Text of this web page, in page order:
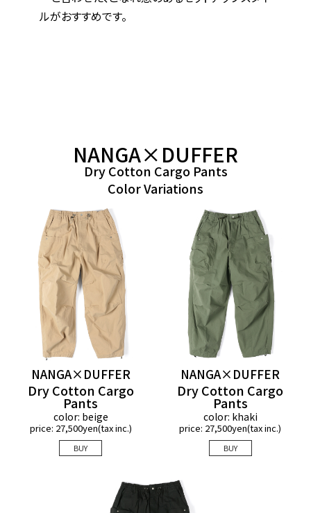
ルがおすすめです。
Detail 01
リラックスして穿けるイージーウエスト仕
様。ドローコードにはリフレクター入りのス
ピンドルを採用し、スポーティでモダンな要
素をプラスしています。
NANGA×DUFFER
Dry Cotton Cargo Pants
Color Variations
NANGA×DUFFER
Dry Cotton Cargo
Pants
color: beige
price: 27,500yen(tax inc.)
BUY
NANGA×DUFFER
Dry Cotton Cargo
Pants
color: khaki
price: 27,500yen(tax inc.)
BUY